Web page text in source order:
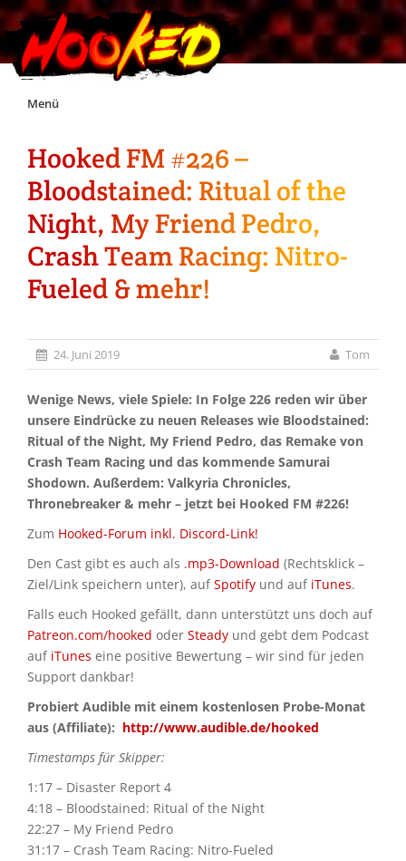
Skip
Menü
Unterstützt Hooked!
Exklusiv für Supporter*innen
Impressum
Discord
Hooked FM #226 –
Bloodstained: Ritual of the
Night, My Friend Pedro,
Crash Team Racing: Nitro-
Fueled & mehr!
24. Juni 2019 Tom
Wenige News, viele Spiele: In Folge 226 reden wir über
unsere Eindrücke zu neuen Releases wie Bloodstained:
Ritual of the Night, My Friend Pedro, das Remake von
Crash Team Racing und das kommende Samurai
Shodown. Außerdem: Valkyria Chronicles,
Thronebreaker & mehr – jetzt bei Hooked FM #226!
Zum Hooked-Forum inkl. Discord-Link!
Den Cast gibt es auch als .mp3-Download (Rechtsklick –
Ziel/Link speichern unter), aufSpotify und auf iTunes.
Falls euch Hooked gefällt, dann unterstützt uns doch auf
Patreon.com/hooked oder Steady und gebt dem Podcast
auf iTunes eine positive Bewertung – wir sind für jeden
Support dankbar!
Probiert Audible mit einem kostenlosen Probe-Monat
aus (Affiliate): http://www.audible.de/hooked
Timestamps für Skipper:
1:17 – Disaster Report 4
4:18 – Bloodstained: Ritual of the Night
22:27 – My Friend Pedro
31:17 – Crash Team Racing: Nitro-Fueled